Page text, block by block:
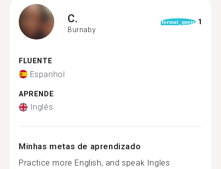
C.
Burnaby
format_quote 1
FLUENTE
Espanhol
APRENDE
Inglês
Minhas metas de aprendizado
Practice more English, and speak Ingles